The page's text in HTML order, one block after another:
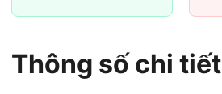
Thông số chi tiết